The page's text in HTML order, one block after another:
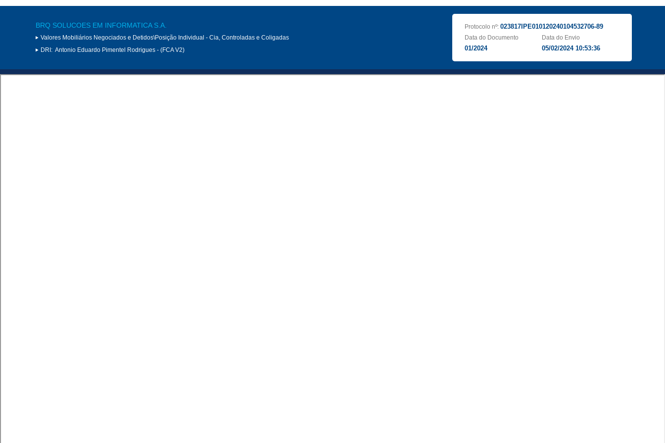
BRQ SOLUCOES EM INFORMATICA S.A.
Valores Mobiliários Negociados e Detidos\Posição Individual - Cia, Controladas e Coligadas
DRI: Antonio Eduardo Pimentel Rodrigues - (FCA V2)
Protocolo nº: 023817IPE010120240104532706-89
Data do Documento
01/2024
Data do Envio
05/02/2024 10:53:36